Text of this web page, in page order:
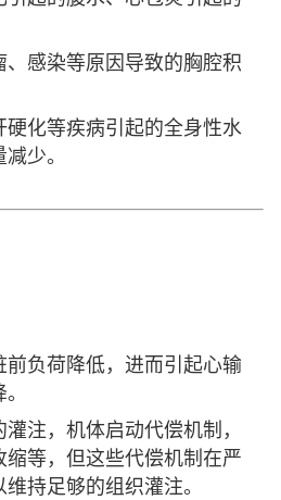
、感染等原因导致的胸腔积
硬化等疾病引起的全身性水
少。
负荷降低，进而引起心输
注，机体启动代偿机制，
等，但这些代偿机制在严
持足够的组织灌注。